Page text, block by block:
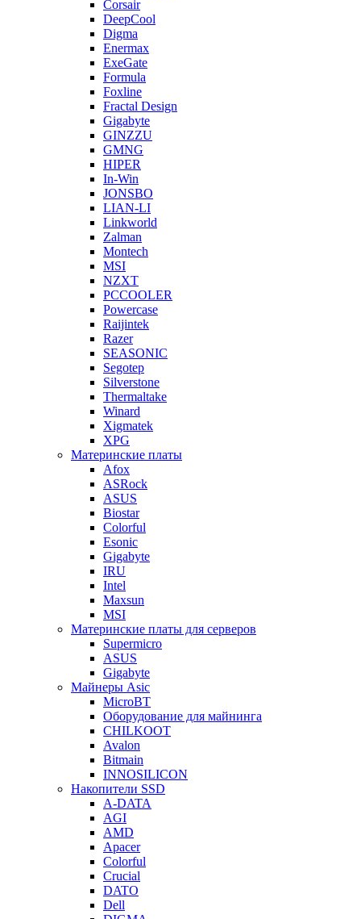
Corsair
DeepCool
Digma
Enermax
ExeGate
Formula
Foxline
Fractal Design
Gigabyte
GINZZU
GMNG
HIPER
In-Win
JONSBO
LIAN-LI
Linkworld
Zalman
Montech
MSI
NZXT
PCCOOLER
Powercase
Raijintek
Razer
SEASONIC
Segotep
Silverstone
Thermaltake
Winard
Xigmatek
XPG
Материнские платы
Afox
ASRock
ASUS
Biostar
Colorful
Esonic
Gigabyte
IRU
Intel
Maxsun
MSI
Материнские платы для серверов
Supermicro
ASUS
Gigabyte
Майнеры Asic
MicroBT
Оборудование для майнинга
CHILKOOT
Avalon
Bitmain
INNOSILICON
Накопители SSD
A-DATA
AGI
AMD
Apacer
Colorful
Crucial
DATO
Dell